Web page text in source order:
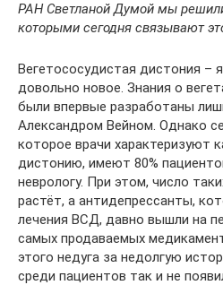
РАН Светланой Думой мы
которыми сегодня связывают
Вегетососудистая дистония –
довольно новое. Знания о
были впервые разработаны
Александром Вейном. Однако
которое врачи характеризуют
дистонию, имеют 80%
неврологу. При этом, число
растёт, а антидепрессанты,
лечения ВСД, давно вышли на
самых продаваемых
этого недуга за недолгую
среди пациентов так и не